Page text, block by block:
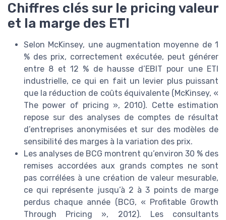
Chiffres clés sur le pricing valeur
et la marge des ETI
Selon McKinsey, une augmentation moyenne de 1
% des prix, correctement exécutée, peut générer
entre 8 et 12 % de hausse d’EBIT pour une ETI
industrielle, ce qui en fait un levier plus puissant
que la réduction de coûts équivalente (McKinsey, «
The power of pricing », 2010). Cette estimation
repose sur des analyses de comptes de résultat
d’entreprises anonymisées et sur des modèles de
sensibilité des marges à la variation des prix.
Les analyses de BCG montrent qu’environ 30 % des
remises accordées aux grands comptes ne sont
pas corrélées à une création de valeur mesurable,
ce qui représente jusqu’à 2 à 3 points de marge
perdus chaque année (BCG, « Profitable Growth
Through Pricing », 2012). Les consultants